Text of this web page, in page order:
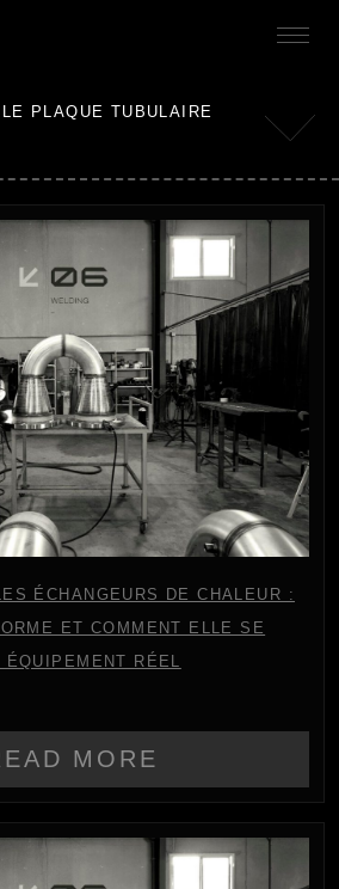
PLAQUE TUBULAIRE
ÉCHANGEURS DE CHALEUR :
ET COMMENT ELLE SE
RÉEL
MORE